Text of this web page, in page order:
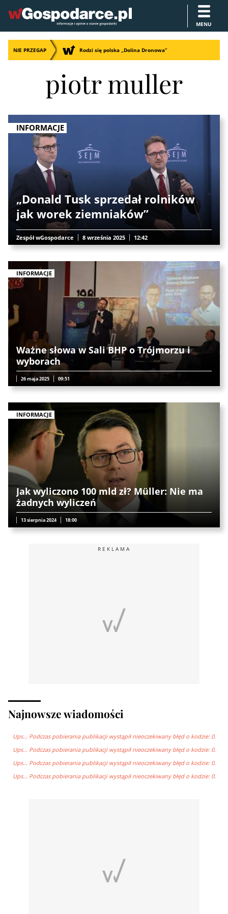
MENU
NIE PRZEGAP Rodzi się polska „Dolina Dronowa”
piotr muller
INFORMACJE
„Donald Tusk sprzedał rolników
jak worek ziemniaków”
Zespół wGospodarce 8 września 2025 12:42
INFORMACJE
Ważne słowa w Sali BHP o Trójmorzu i
wyborach
26 maja 2025 09:51
INFORMACJE
Jak wyliczono 100 mld zł? Müller: Nie ma
żadnych wyliczeń
13 sierpnia 2024 18:00
REKLAMA
Najnowsze wiadomości
Ups… Podczas pobierania publikacji wystąpił nieoczekiwany błęd o kodzie: 0.
Ups… Podczas pobierania publikacji wystąpił nieoczekiwany błęd o kodzie: 0.
Ups… Podczas pobierania publikacji wystąpił nieoczekiwany błęd o kodzie: 0.
Ups… Podczas pobierania publikacji wystąpił nieoczekiwany błęd o kodzie: 0.